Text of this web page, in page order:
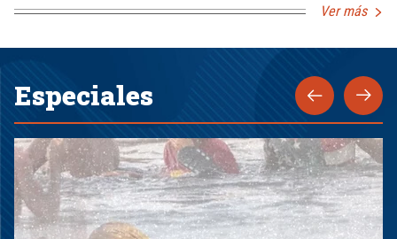
Ver más
Especiales